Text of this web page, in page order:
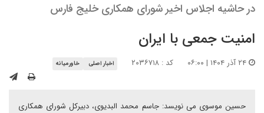
در حاشیه اجلاس اخیر شورای همکاری خلیج فارس
امنیت جمعی با ایران
کد : ۲۰۳۶۷۱۸ اخبار اصلی خاورمیانه
حسین موسوی می نویسد: جاسم محمد البدیوی، دبیرکل شورای همکاری